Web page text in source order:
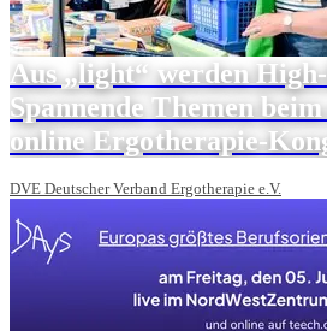
Aus „light“ werden
Spannende Themen
online Ergotherapie-
DVE Deutscher Verband Ergotherapie e.V.